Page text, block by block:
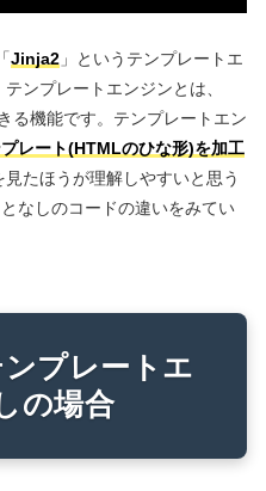
Jinja2 」というテンプレートエ
ンプレートエンジンとは、
る機能です。テンプレートエン
レート(HTMLのひな形)を加工
たほうが理解しやすいと思う
なしのコードの違いをみてい
ンプレートエ
の場合